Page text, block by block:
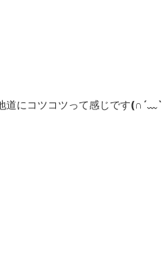
道にコツコツって感じです